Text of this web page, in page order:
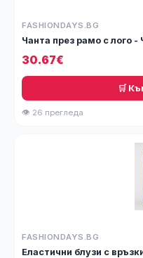
FASHIONDAYS.BG
Чанта през рамо с лого -
30.67€
🛒
👁 26 прегледа
FASHIONDAYS.BG
Еластични блузи с